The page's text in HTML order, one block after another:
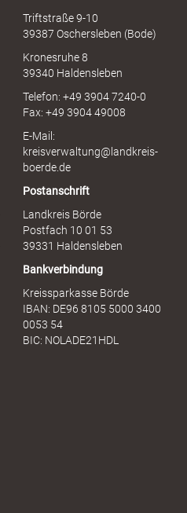
Triftstraße 9-10
39387 Oschersleben (Bode)
Kronesruhe 8
39340 Haldensleben
Telefon: +49 3904 7240-0
Fax: +49 3904 49008
E-Mail:
kreisverwaltung@landkreis-
boerde.de
Postanschrift
Landkreis Börde
Postfach 10 01 53
39331 Haldensleben
Bankverbindung
Kreissparkasse Börde
IBAN: DE96 8105 5000 3400
0053 54
BIC: NOLADE21HDL